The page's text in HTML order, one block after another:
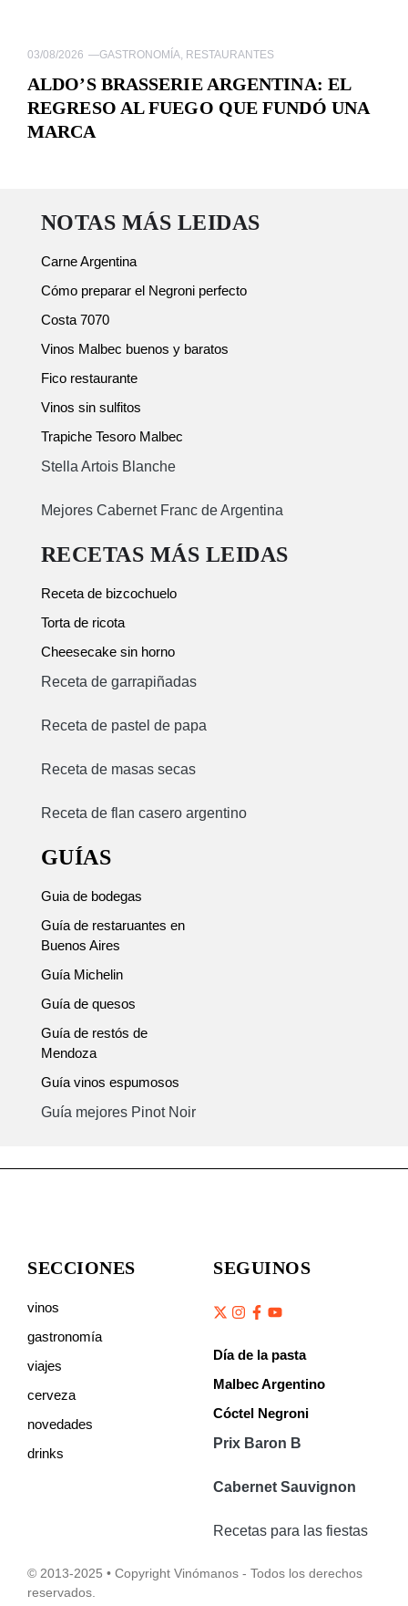
03/08/2026 —GASTRONOMÍA RESTAURANTES
ALDO’S BRASSERIE ARGENTINA: EL
REGRESO AL FUEGO QUE FUNDÓ UNA
MARCA
NOTAS MÁS LEIDAS
Carne Argentina
Cómo preparar el Negroni perfecto
Costa 7070
Vinos Malbec buenos y baratos
Fico restaurante
Vinos sin sulfitos
Trapiche Tesoro Malbec
Stella Artois Blanche
Mejores Cabernet Franc de Argentina
RECETAS MÁS LEIDAS
Receta de bizcochuelo
Torta de ricota
Cheesecake sin horno
Receta de garrapiñadas
Receta de pastel de papa
Receta de masas secas
Receta de flan casero argentino
GUÍAS
Guia de bodegas
Guía de restaruantes en
Buenos Aires
Guía Michelin
Guía de quesos
Guía de restós de
Mendoza
Guía vinos espumosos
Guía mejores Pinot Noir
SECCIONES
vinos
gastronomía
viajes
cerveza
novedades
drinks
SEGUINOS
Día de la pasta
Malbec Argentino
Cóctel Negroni
Prix Baron B
Cabernet Sauvignon
Recetas para las fiestas
© 2013-2025 • Copyright Vinómanos - Todos los derechos
reservados.